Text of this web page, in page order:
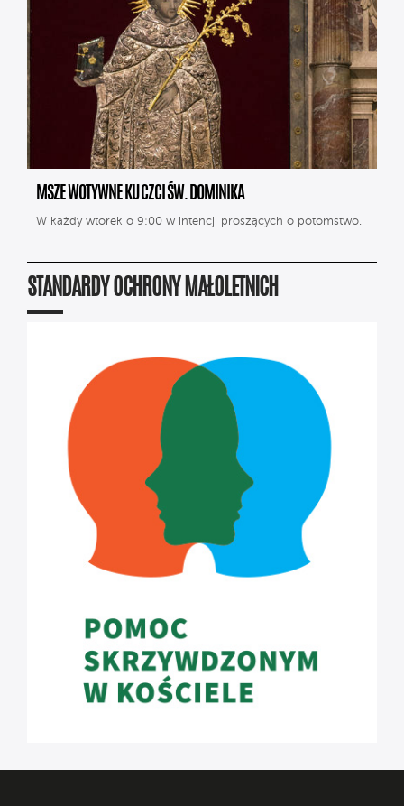
MSZE WOTYWNE KU CZCI ŚW. DOMINIKA
W każdy wtorek o 9:00 w intencji proszących o potomstwo.
STANDARDY OCHRONY MAŁOLETNICH